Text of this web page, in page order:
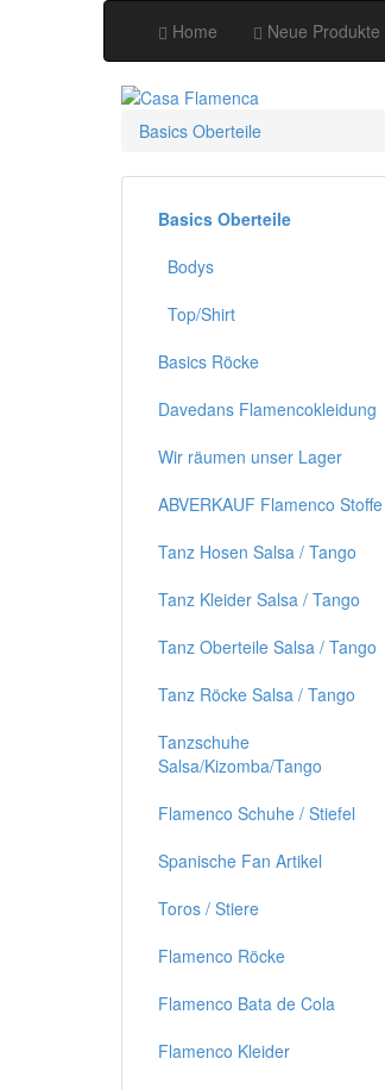
Home Neue Produkte
Basics Oberteile
Basics Oberteile
Bodys
Top/Shirt
Basics Röcke
Davedans Flamencokleidung
Wir räumen unser Lager
ABVERKAUF Flamenco Stoffe
Tanz Hosen Salsa / Tango
Tanz Kleider Salsa / Tango
Tanz Oberteile Salsa / Tango
Tanz Röcke Salsa / Tango
Tanzschuhe
Salsa/Kizomba/Tango
Flamenco Schuhe / Stiefel
Spanische Fan Artikel
Toros / Stiere
Flamenco Röcke
Flamenco Bata de Cola
Flamenco Kleider